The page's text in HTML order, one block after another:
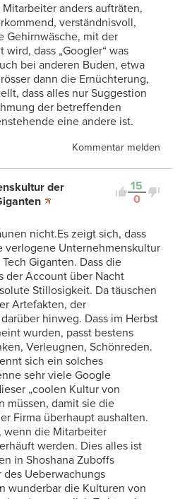
anders aufträten,
verständnisvoll,
Gehirnwäsche, mit der
dass „Googler“ was
bei anderen Buden, etwa
dann die Ernüchterung,
dass alles nur Suggestion
der betreffenden
eine andere ist.
Kommentar melden
15
0
der
nicht.Es zeigt sich, dass
verlogene Unternehmenskultur
Giganten. Dass die
der Account über Nacht
Stillosigkeit. Da täuschen
Artefakten, der
hinweg. Dass im Herbst
wurden, passt bestens
Verleugnen, Schönreden.
sich ein solches
sehr viele Google
„coolen Kultur von
müssen, damit sie die
Firma überhaupt aushalten.
wenn die Mitarbeiter
werden. Dies alles ist
in Shoshana Zuboffs
des Ueberwachungs
wunderbar die Kulturen von